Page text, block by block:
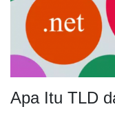
Apa Itu TLD